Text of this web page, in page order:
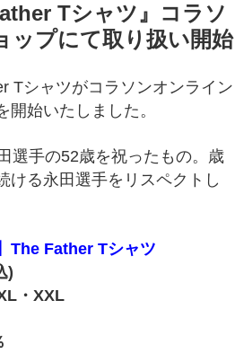
Tシャツ』コラソ
ップにて取り扱い開始
Tシャツがコラソンオンライン
開始いたしました。
選手の52歳を祝ったもの。歳
ける永田選手をリスペクトし
The Father Tシャツ
)
・XXL